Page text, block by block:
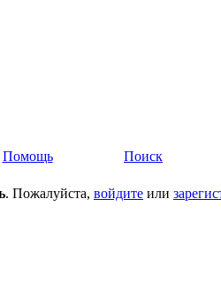
Помощь Поиск
. Пожалуйста, войдите или